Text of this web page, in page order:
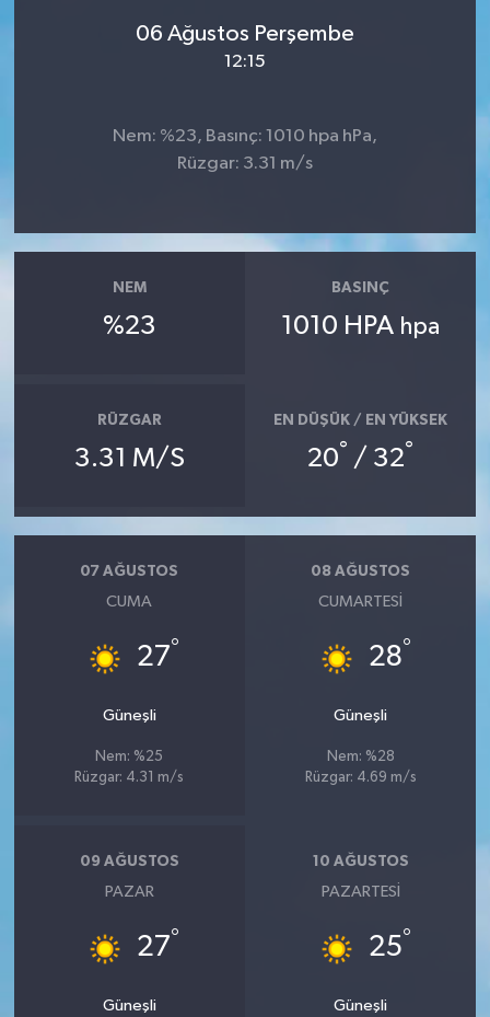
06 Ağustos Perşembe
12:15
Nem: %23, Basınç: 1010 hpa hPa,
Rüzgar: 3.31 m/s
NEM
%23
BASINÇ
1010 HPA hpa
RÜZGAR
3.31 M/S
EN DÜŞÜK / EN YÜKSEK
20° / 32°
07 AĞUSTOS
CUMA
27°
Güneşli
Nem: %25
Rüzgar: 4.31 m/s
08 AĞUSTOS
CUMARTESI
28°
Güneşli
Nem: %28
Rüzgar: 4.69 m/s
09 AĞUSTOS
PAZAR
27°
Güneşli
10 AĞUSTOS
PAZARTESI
25°
Güneşli
YEREL YÖNETİM
MEDYA
ÜÇÜNCÜ SAYFA
Yemek
SEÇİM 2014
KİM KİMDİR
ÇEK GÖNDER
HEDEF2020
OTOMOBİL
MİZAH